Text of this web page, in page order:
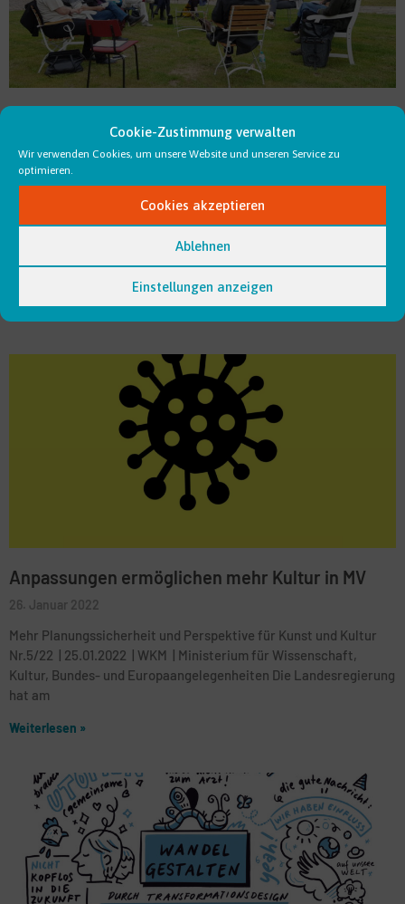
Cookie-Zustimmung verwalten
Wir verwenden Cookies, um unsere Website und unseren Service zu
optimieren.
Cookies akzeptieren
Ablehnen
Einstellungen anzeigen
mitgestalten!
8. November 2023
Umfrage gestartet: Sozialökologische Transformation im
ländlichen Raum voranbringen und mitgestalten! Das Projekt
teilnehmenden ländlichen Regionen in vier Bundesländern:
Weiterlesen »
Anpassungen ermöglichen mehr Kultur in MV
26. Januar 2022
Mehr Planungssicherheit und Perspektive für Kunst und Kultur
Nr.5/22 | 25.01.2022 | WKM | Ministerium für Wissenschaft,
Kultur, Bundes- und Europaangelegenheiten Die Landesregierung
hat am
Weiterlesen »